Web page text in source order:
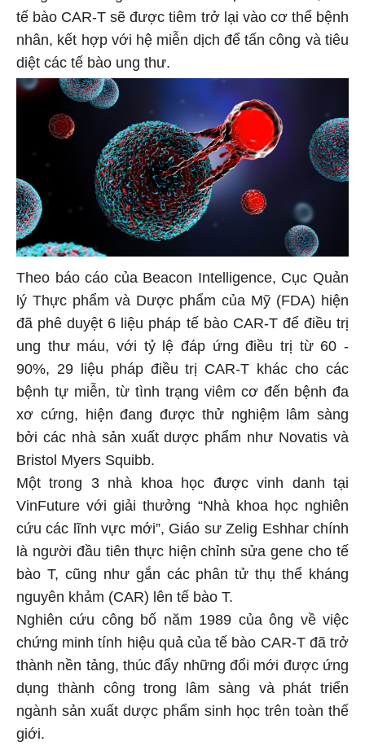
tế bào CAR-T sẽ được tiêm trở lại vào cơ thể bệnh
nhân, kết hợp với hệ miễn dịch để tấn công và tiêu
diệt các tế bào ung thư.
Theo báo cáo của Beacon Intelligence, Cục Quản
lý Thực phẩm và Dược phẩm của Mỹ (FDA) hiện
đã phê duyệt 6 liệu pháp tế bào CAR-T để điều trị
ung thư máu, với tỷ lệ đáp ứng điều trị từ 60 -
90%, 29 liệu pháp điều trị CAR-T khác cho các
bệnh tự miễn, từ tình trạng viêm cơ đến bệnh đa
xơ cứng, hiện đang được thử nghiệm lâm sàng
bởi các nhà sản xuất dược phẩm như Novatis và
Bristol Myers Squibb.
Một trong 3 nhà khoa học được vinh danh tại
VinFuture với giải thưởng “Nhà khoa học nghiên
cứu các lĩnh vực mới”, Giáo sư Zelig Eshhar chính
là người đầu tiên thực hiện chỉnh sửa gene cho tế
bào T, cũng như gắn các phân tử thụ thể kháng
nguyên khảm (CAR) lên tế bào T.
Nghiên cứu công bố năm 1989 của ông về việc
chứng minh tính hiệu quả của tế bào CAR-T đã trở
thành nền tảng, thúc đẩy những đổi mới được ứng
dụng thành công trong lâm sàng và phát triển
ngành sản xuất dược phẩm sinh học trên toàn thế
giới.